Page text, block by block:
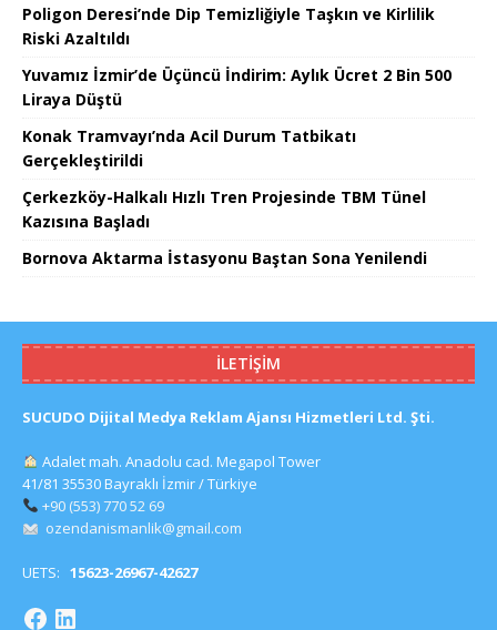
Poligon Deresi’nde Dip Temizliğiyle Taşkın ve Kirlilik
Riski Azaltıldı
Yuvamız İzmir’de Üçüncü İndirim: Aylık Ücret 2 Bin 500
Liraya Düştü
Konak Tramvayı’nda Acil Durum Tatbikatı
Gerçekleştirildi
Çerkezköy-Halkalı Hızlı Tren Projesinde TBM Tünel
Kazısına Başladı
Bornova Aktarma İstasyonu Baştan Sona Yenilendi
İLETIŞIM
SUCUDO Dijital Medya Reklam Ajansı Hizmetleri Ltd. Şti.
Adalet mah. Anadolu cad. Megapol Tower
41/81 35530 Bayraklı İzmir / Türkiye
+90 (553) 770 52 69
ozendanismanlik@gmail.com
UETS: 15623-26967-42627